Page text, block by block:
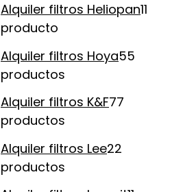
Alquiler filtros Heliopan11
producto
Alquiler filtros Hoya55
productos
Alquiler filtros K&F77
productos
Alquiler filtros Lee22
productos